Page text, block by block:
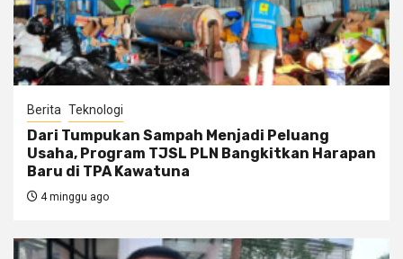
Berita Teknologi
Dari Tumpukan Sampah Menjadi Peluang
Usaha, Program TJSL PLN Bangkitkan Harapan
Baru di TPA Kawatuna
4 minggu ago